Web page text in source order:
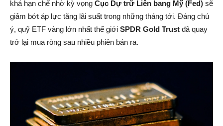
khá hạn chế nhờ kỳ vọng Cục Dự trữ Liên bang Mỹ (Fed) sẽ
giảm bớt áp lực tăng lãi suất trong những tháng tới. Đáng chú
ý, quỹ ETF vàng lớn nhất thế giới SPDR Gold Trust đã quay
trở lại mua ròng sau nhiều phiên bán ra.